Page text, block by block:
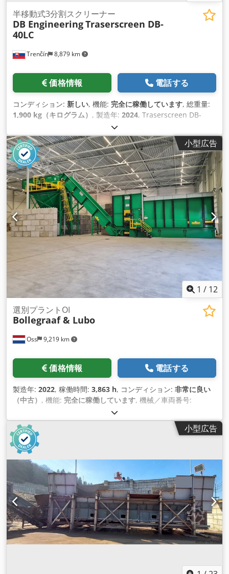
Trenčín 8,879 km
半移動式3分割スクリーナー
DB EngineeringTraserscreen DB-
40LC
価格情報 電話する
コンディション: 新しい, 機能: 完全に稼働しています, 総重量:
1,900 kg（キログラム） , 製造年: 2024, Traserscreen DB-
40LC - 比類のない効率を実現する究極のスクリーナー！
Traserscreen DB-40LCは、原料のスクリーニングプロセスを
変革します。卓越した設計により、この高性能スクリーナー
は、比類のない耐久性、精度 、スピードを提供し、造園、建
設、農業の専門家にとって完璧な選択です。 Cedet Ebphepfx
Agnjrf 主な特徴 頑丈な設計：厳しい環境と過酷な使用に耐え
るよう設計されています。ホッパー幅：2657mm 高効率：高度
なスクリーニング技術により、より速く、よりクリーンな結果
を実現。15～60t/hを選別。 使いやすさ：セットアップと操作
が簡単で、最大の生産性を実現。重量1900kg
小型広告
1 / 12
Oss 9,219 km
選別プラントOI
Bollegraaf & Lubo
価格情報 電話する
製造年: 2022, 稼働時間: 3,863 h, コンディション: 非常に良い
（中古） , 機能: 完全に稼働しています, 機械／車両番号:
, お客様に代わり、ほぼ新品のOI選別装置をご提供いた
します。 この装置は、お客様の元で稼働試験が可能です。 装
置の構成は以下のとおりです。 選別装置： 0050 バンカーベル
ト（投入ドラム付き）BDF1200/2000*10000 0060 スクリーン
への上昇ベルト（HBT1200/1600*14000） 0070 段ボールスク
リーン（1640*7000） プラットフォーム ケージラダー 0080
既存のペーパーチェーンベルトへの調整 0090 スイッチキャビ
ネットを含む 稼働時間：3863時間 お客様とBollegraaf社との
協議により、一定の条件下で保証が可能です。 Cjdpfowq D
Dnjx Agnsrf 各機械の正確な技術説明については、添付のPDF
をご覧ください。
小型広告